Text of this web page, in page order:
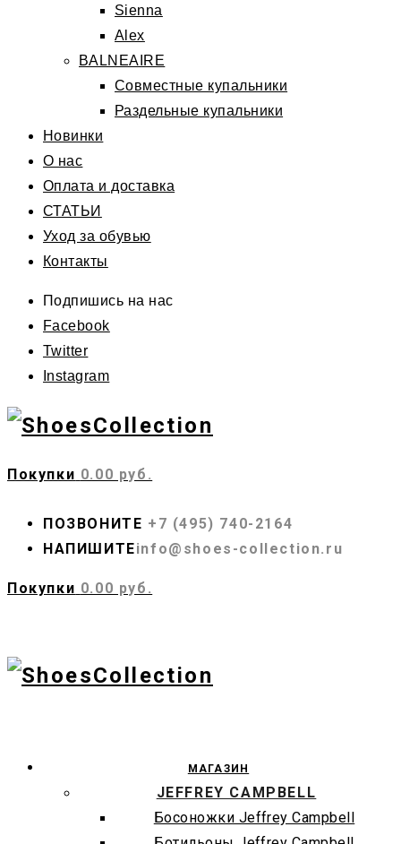
Sienna
Alex
BALNEAIRE
Совместные купальники
Раздельные купальники
Новинки
О нас
Оплата и доставка
СТАТЬИ
Уход за обувью
Контакты
Подпишись на нас
Facebook
Twitter
Instagram
Покупки 0.00 руб.
ПОЗВОНИТЕ +7 (495) 740-2164
НАПИШИТЕinfo@shoes-collection.ru
Покупки 0.00 руб.
МАГАЗИН
JEFFREY CAMPBELL
Босоножки Jeffrey Campbell